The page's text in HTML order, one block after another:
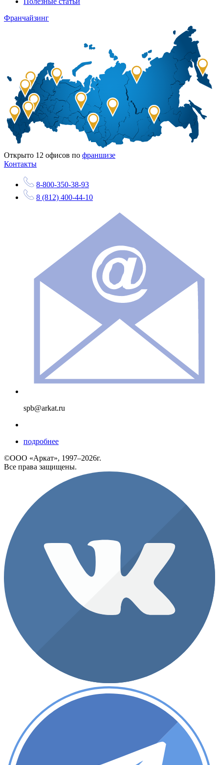
Франчайзинг
Открыто 12 офисов по франшизе
Контакты
8-800-350-38-93
8 (812) 400-44-10
spb@arkat.ru
подробнее
©ООО «Аркат», 1997–2026г.
Все права защищены.